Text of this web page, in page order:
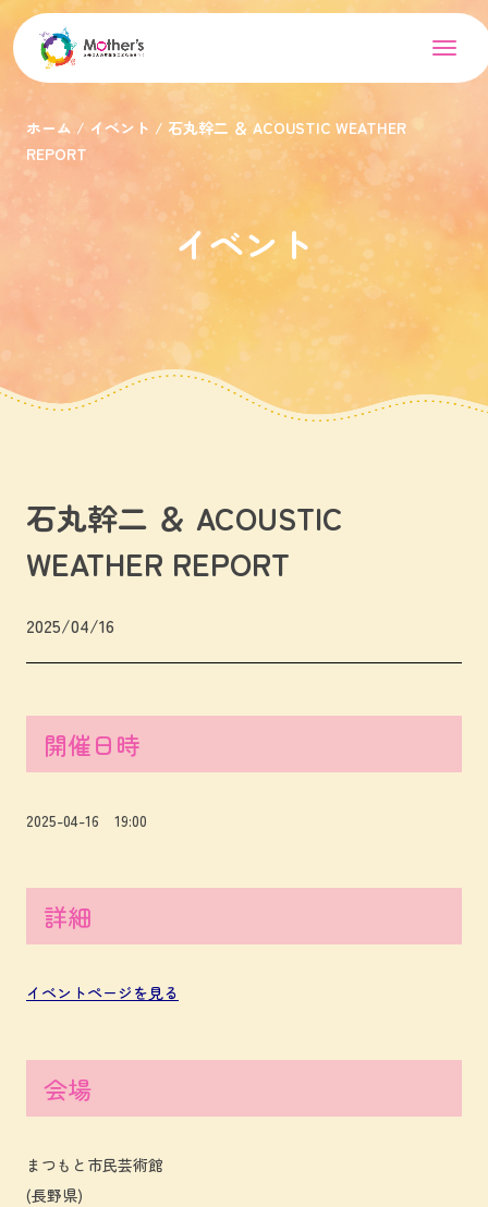
ホーム イベント
石丸幹二 ＆ ACOUSTIC WEATHER
REPORT
イベント
石丸幹二 ＆ ACOUSTIC
WEATHER REPORT
2025/04/16
開催日時
2025-04-16 19:00
詳細
イベントページを見る
会場
まつもと市民芸術館
(長野県)